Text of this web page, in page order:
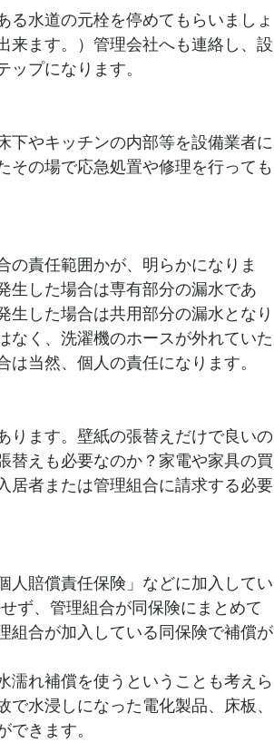
水道の元栓を停めてもらいましょ
来ます。）管理会社へも連絡し、設
プになります。
やキッチンの内部等を設備業者に
その場で応急処置や修理を行っても
責任範囲かが、明らかになりま
生した場合は専有部分の漏水であ
生した場合は共用部分の漏水となり
なく、洗濯機のホースが外れていた
当然、個人の責任になります。
ます。壁紙の張替えだけで良いの
替えも必要なのか？家電や家具の買
居者または管理組合に請求する必要
賠償責任保険」などに加入してい
ず、管理組合が同保険にまとめて
組合が加入している同保険で補償が
れ補償を使うということも考えら
水浸しになった電化製品、床板、
きます。